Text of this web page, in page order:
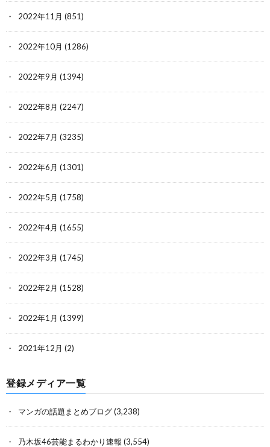
2022年11月 (851)
2022年10月 (1286)
2022年9月 (1394)
2022年8月 (2247)
2022年7月 (3235)
2022年6月 (1301)
2022年5月 (1758)
2022年4月 (1655)
2022年3月 (1745)
2022年2月 (1528)
2022年1月 (1399)
2021年12月 (2)
登録メディア一覧
マンガの話題まとめブログ(3,238)
乃木坂46芸能まるわかり速報 (3,554)